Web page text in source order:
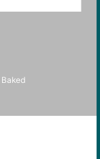
Baked